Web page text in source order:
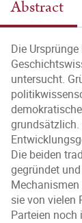
Abstract
Die
untersucht.
grundsätzlich.
Die beiden
gegründet
sie von vielen
Parteien noch